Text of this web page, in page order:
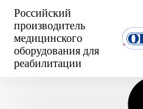
Российский
производитель
медицинского
оборудования для
реабилитации